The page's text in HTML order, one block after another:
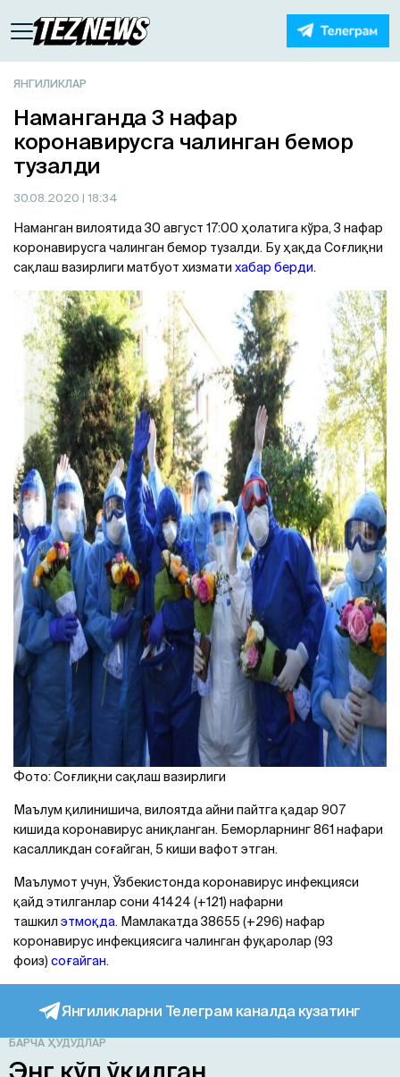
ЯНГИЛИКЛАР
Наманганда 3 нафар
коронавирусга чалинган бемор
тузалди
30.08.2020 | 18:34
Наманган вилоятида 30 август 17:00 ҳолатига кўра, 3 нафар
коронавирусга чалинган бемор тузалди. Бу ҳақда Соғлиқни
сақлаш вазирлиги матбуот хизмати хабар берди.
Фото: Соғлиқни сақлаш вазирлиги
Маълум қилинишича, вилоятда айни пайтга қадар 907
кишида коронавирус аниқланган. Беморларнинг 861 нафари
касалликдан соғайган, 5 киши вафот этган.
Маълумот учун, Ўзбекистонда коронавирус инфекцияси
қайд этилганлар сони 41424 (+121) нафарни
ташкил этмоқда. Мамлакатда 38655 (+296) нафар
коронавирус инфекциясига чалинган фуқаролар (93
фоиз) соғайган.
Янгиликларни Телеграм каналда кузатинг
БАРЧА ҲУДУДЛАР
Энг кўп ўқилган